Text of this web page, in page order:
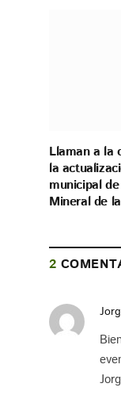
Llaman a la
la
municipal
Mineral de
2